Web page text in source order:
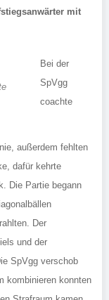
mit
Bei der
SpVgg
coachte
außerdem fehlten
dafür kehrte
Die Partie begann
Der
und der
SpVgg verschob
kombinieren konnten